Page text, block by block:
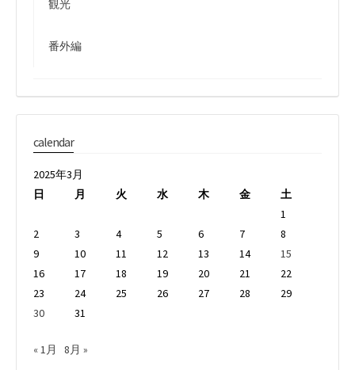
観光
番外編
calendar
2025年3月
日
月 火 水 木 金
土
1
2
3 4 5 6 7
8
9
10 11 12 13 14
15
16
17 18 19 20 21
22
23
24 25 26 27 28
29
30
31
« 1月 8月 »